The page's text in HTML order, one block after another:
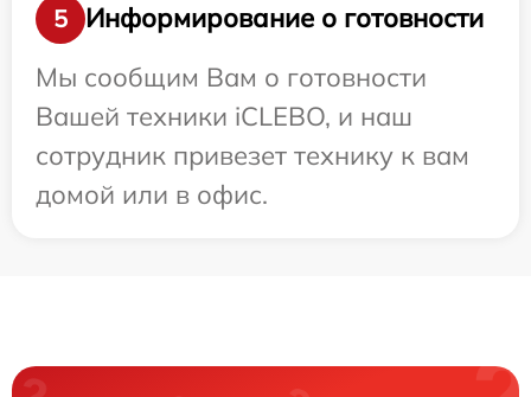
5
Информирование о готовности
Мы сообщим Вам о готовности
Вашей техники iCLEBO, и наш
сотрудник привезет технику к вам
домой или в офис.